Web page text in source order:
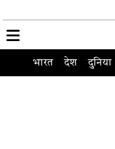
भारत देश दुनिया